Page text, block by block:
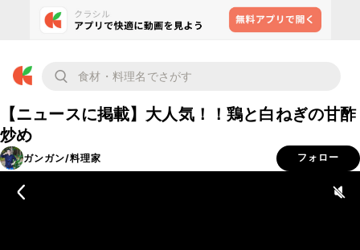
【ニュースに掲載】大人気！！鶏と白ねぎの甘酢
炒め
ガンガン/料理家 フォロー